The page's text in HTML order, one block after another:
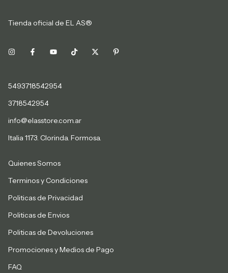
Tienda oficial de EL AS®
5493718542954
3718542954
info@elasstore.com.ar
Italia 1173. Clorinda. Formosa.
Quienes Somos
Terminos y Condiciones
Politicas de Privacidad
Politicas de Envios
Politicas de Devoluciones
Promociones y Medios de Pago
FAQ